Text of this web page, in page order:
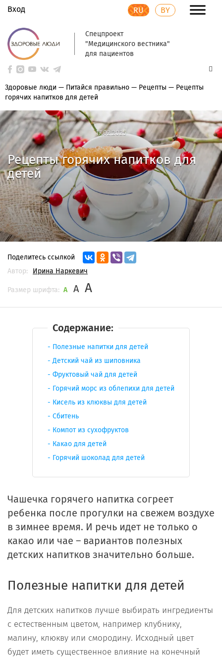
Вход RU BY
Спецпроект
"Медицинского вестника"
для пациентов
Здоровые люди — Питайся правильно — Рецепты — Рецепты
горячих напитков для детей
17.02.2025
17.02.2025
Рецепты горячих напитков для
детей
Поделитесь ссылкой
Автор:
Ирина Наркевич
Размер шрифта: A A A
Содержание:
Полезные напитки для детей
Детский чай из шиповника
Фруктовый чай для детей
Горячий морс из облепихи для детей
Кисель из клюквы для детей
Сбитень
Компот из сухофруктов
Какао для детей
Горячий шоколад для детей
Чашечка горячего напитка согреет
ребенка после прогулки на свежем воздухе
в зимнее время. И речь идет не только о
какао или чае – вариантов полезных
детских напитков значительно больше.
Полезные напитки для детей
Для детских напитков лучше выбирать ингредиенты
с естественным цветом, например клубнику,
малину, клюкву или смородину. Исходный цвет
будет иметь существенное влияние на конечный